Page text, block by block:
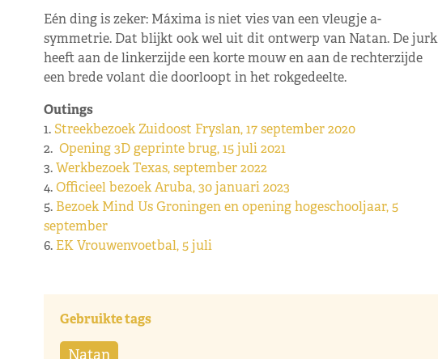
Eén ding is zeker: Máxima is niet vies van een vleugje a-
symmetrie. Dat blijkt ook wel uit dit ontwerp van Natan. De jurk
heeft aan de linkerzijde een korte mouw en aan de rechterzijde
een brede volant die doorloopt in het rokgedeelte.
Outings
1. Streekbezoek Zuidoost Fryslan, 17 september 2020
2. Opening 3D geprinte brug, 15 juli 2021
3.Werkbezoek Texas, september 2022
4.Officieel bezoek Aruba, 30 januari 2023
5. Bezoek Mind Us Groningen en opening hogeschooljaar, 5
september
6. EK Vrouwenvoetbal, 5 juli
Gebruikte tags
Natan